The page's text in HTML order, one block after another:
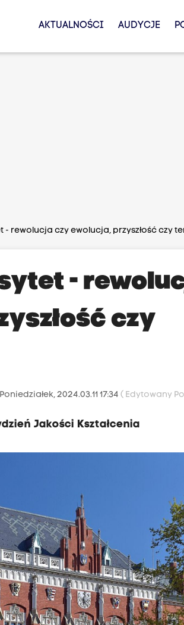
AKTUALNOŚCI AUDYCJE
- rewolucja czy ewolucja, przyszłość czy
-
czy
Poniedziałek, 2024.03.11 17:34( Edytowany
Jakości Kształcenia